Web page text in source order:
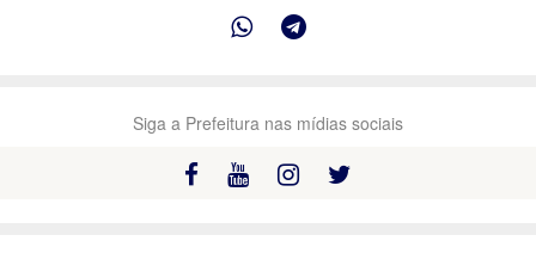
Siga a Prefeitura nas mídias sociais